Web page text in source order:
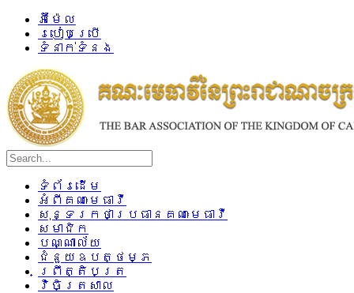
អ៊ីម៉ែល
របៀបប្រើ
ទំនាក់ទំនង
ទំព័រដើម
អំពីគណៈមេធាវី
សុន្ទរកថាប្រធានគណៈមេធាវី
សមាជិក
បណ្ណាល័យ
ជំនួយឧបត្ថម្ភ
ព្រឹត្តិបត្រ
វិចិត្រសាល